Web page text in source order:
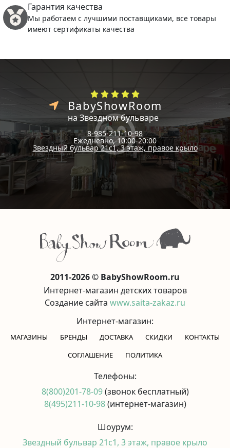
Гарантия качества
Мы работаем с лучшими поставщиками, все товары
имеют сертификаты качества
BabyShowRoom
на Звездном бульваре
8-985-211-10-98
Ежедневно, 10:00-20:00
Звездный бульвар 21с1, 3 этаж, правое крыло
2011-2026 © BabyShowRoom.ru
Интернет-магазин детских товаров
Создание сайта www.saita-zakaz.ru
Интернет-магазин:
МАГАЗИНЫ БРЕНДЫ ДОСТАВКА СКИДКИ
КОНТАКТЫ
CОГЛАШЕНИЕ
ПОЛИТИКА
Телефоны:
8(800)201-78-09(звонок бесплатный)
8(495)211-10-98(интернет-магазин)
Шоурум:
Звездный бульвар 21с1, 3 этаж, правое крыло